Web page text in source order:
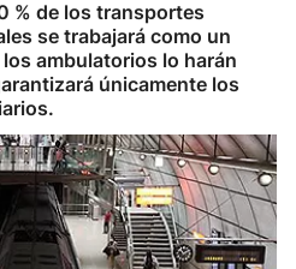
% de los transportes
se trabajará como un
ambulatorios lo harán
únicamente los